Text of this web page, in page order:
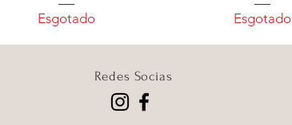
Esgotado Esgotado
Redes Socias